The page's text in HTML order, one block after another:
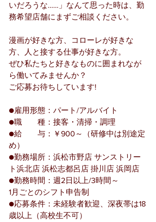
いだろうな……」なんて思った時は、勤
務希望店舗にまずご相談ください。
漫画が好きな方、コローレが好きな
方、人と接する仕事が好きな方。
ぜひ私たちと好きなものに囲まれなが
ら働いてみませんか？
ご応募お待ちしています!
●雇用形態：パート/アルバイト
●職　　種：接客・清掃・調理
●給　　与：￥900～（研修中は別途定
め）
●勤務場所：浜松市野店 サンストリー
ト浜北店 浜松志都呂店 掛川店 浜岡店
●勤務時間：週2日以上/3時間～
1月ごとのシフト申告制
●応募条件：未経験者歓迎、深夜帯は18
歳以上（高校生不可）